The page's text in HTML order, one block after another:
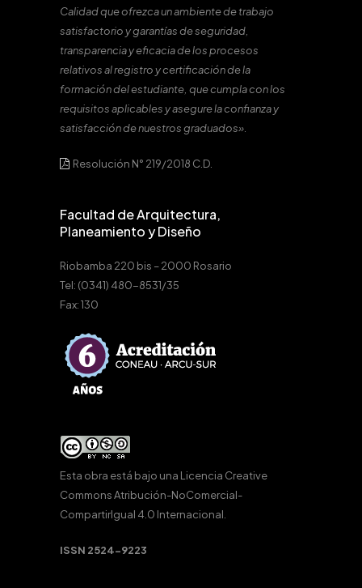
Calidad que ofrezca un ambiente de trabajo
satisfactorio y garantías de seguridad,
transparencia y eficacia de los procesos
relativos al registro y certificación de la
formación del estudiante, que cumpla con los
requisitos aplicables y asegure la confianza y
satisfacción de nuestros graduados».
Resolución N° 219/2018 C.D.
Facultad de Arquitectura,
Planeamiento y Diseño
Riobamba 220 bis – 2000 Rosario
Tel: (0341) 480-8531/35
Fax: 130
Esta obra está bajo una Licencia Creative
Commons Atribución-NoComercial-
CompartirIgual 4.0 Internacional.
ISSN 2524-9223